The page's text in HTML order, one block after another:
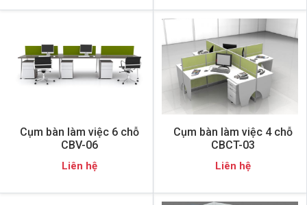
Cụm bàn làm việc 6 chỗ
CBV-06
Liên hệ
Cụm bàn làm việc 4 chỗ
CBCT-03
Liên hệ